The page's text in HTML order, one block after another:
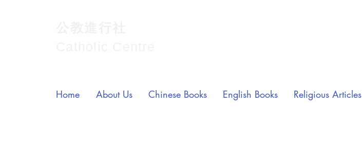
Home About Us Chinese Books English Books Religious Articles